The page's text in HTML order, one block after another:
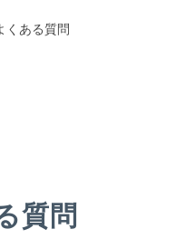
くある質問
質問